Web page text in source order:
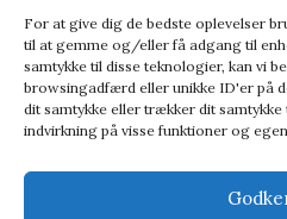
For at give dig de bedste oplevelser
til at gemme og/eller få adgang til
samtykke til disse teknologier, kan vi
browsingadfærd eller unikke ID'er på
dit samtykke eller trækker dit
indvirkning på visse funktioner og